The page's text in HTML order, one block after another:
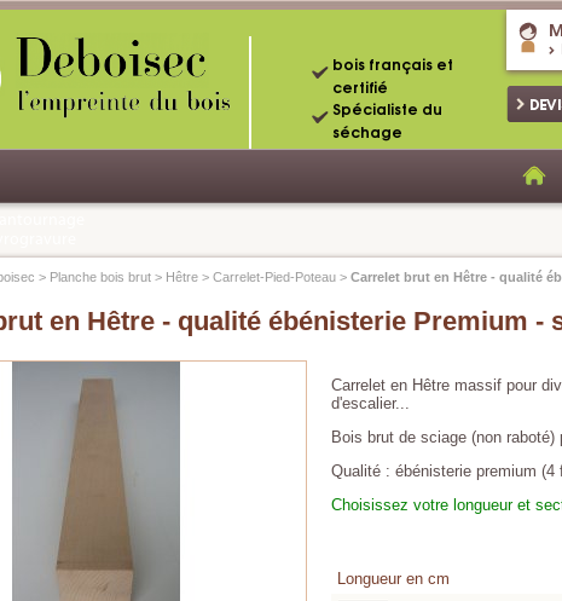
bois français et
certifié
Spécialiste du
séchage
> Planche bois brut> Hêtre> Carrelet-Pied-Poteau> Carrelet brut en Hêtre - qualité
en Hêtre - qualité ébénisterie Premium -
Carrelet en Hêtre massif pour
d'escalier...
Bois brut de sciage (non raboté)
Qualité : ébénisterie premium (4
Choisissez votre longueur et
Longueur en cm